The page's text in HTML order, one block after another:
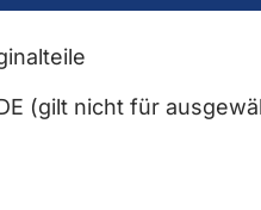
(gilt nicht für